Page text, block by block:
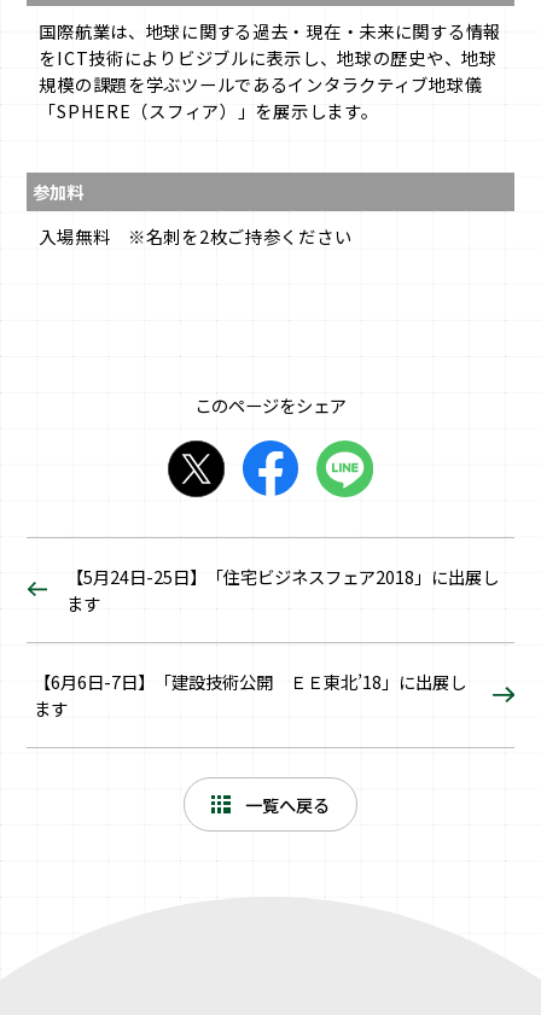
国際航業は、地球に関する過去・現在・未来に関する情報
をICT技術によりビジブルに表示し、地球の歴史や、地球
規模の課題を学ぶツールであるインタラクティブ地球儀
「SPHERE（スフィア）」を展示します。
参加料
入場無料 ※名刺を2枚ご持参ください
このページをシェア
【5月24日-25日】「住宅ビジネスフェア2018」に出展し
ます
【6月6日-7日】「建設技術公開 ＥＥ東北’18」に出展し
ます
一覧へ戻る